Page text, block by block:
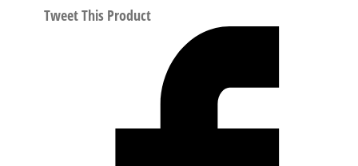
188269
Tweet This Product